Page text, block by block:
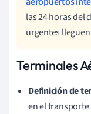
las 24 horas del
urgentes
Terminales
Definición de
en el